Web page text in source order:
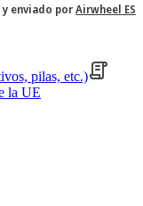
enviado porAirwheel ES
pilas, etc.)
la UE